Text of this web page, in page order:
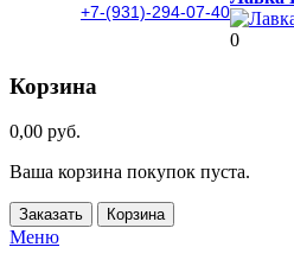
+7-(931)-294-07-40
0
Корзина
0,00 руб.
Ваша корзина покупок пуста.
Заказать Корзина
Меню